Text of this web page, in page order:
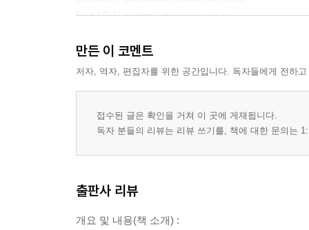
Unit 10. R-controlled Vowels. er, ir
Review 2. Unit 06-10
Review Story 2
Activity 2
만든 이 코멘트
저자, 역자, 편집자를 위한 공간입니다. 독자들에게 전하
접수된 글은 확인을 거쳐 이 곳에 게재됩니다.
독자 분들의 리뷰는 리뷰 쓰기를, 책에 대한 문의는
출판사 리뷰
개요 및 내용(책 소개) :